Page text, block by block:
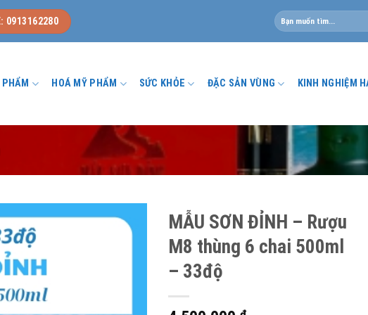
0913162280
Tìm
kiếm:
PHẨM HOÁ MỸ PHẨM SỨC KHỎE ĐẶC SẢN VÙNG KINH NGHIỆM
MẪU SƠN ĐỈNH – Rượu
M8 thùng 6 chai 500ml
– 33độ